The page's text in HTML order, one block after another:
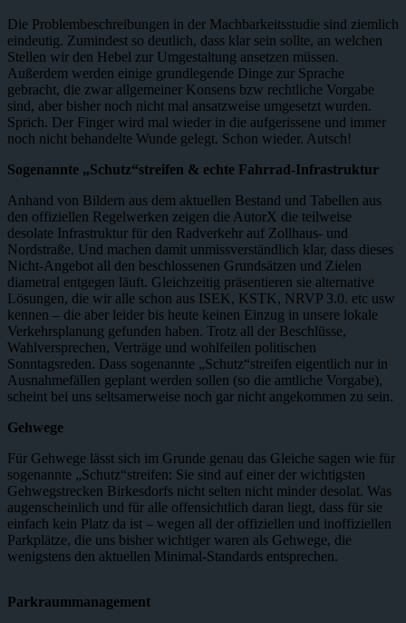
Die Problembeschreibungen in der Machbarkeitsstudie sind ziemlich
eindeutig. Zumindest so deutlich, dass klar sein sollte, an welchen
Stellen wir den Hebel zur Umgestaltung ansetzen müssen.
Außerdem werden einige grundlegende Dinge zur Sprache
gebracht, die zwar allgemeiner Konsens bzw rechtliche Vorgabe
sind, aber bisher noch nicht mal ansatzweise umgesetzt wurden.
Sprich. Der Finger wird mal wieder in die aufgerissene und immer
noch nicht behandelte Wunde gelegt. Schon wieder. Autsch!
Sogenannte „Schutz“streifen & echte Fahrrad-Infrastruktur
Anhand von Bildern aus dem aktuellen Bestand und Tabellen aus
den offiziellen Regelwerken zeigen die AutorX die teilweise
desolate Infrastruktur für den Radverkehr auf Zollhaus- und
Nordstraße. Und machen damit unmissverständlich klar, dass dieses
Nicht-Angebot all den beschlossenen Grundsätzen und Zielen
diametral entgegen läuft. Gleichzeitig präsentieren sie alternative
Lösungen, die wir alle schon aus ISEK, KSTK, NRVP 3.0. etc usw
kennen – die aber leider bis heute keinen Einzug in unsere lokale
Verkehrsplanung gefunden haben. Trotz all der Beschlüsse,
Wahlversprechen, Verträge und wohlfeilen politischen
Sonntagsreden. Dass sogenannte „Schutz“streifen eigentlich nur in
Ausnahmefällen geplant werden sollen (so die amtliche Vorgabe),
scheint bei uns seltsamerweise noch gar nicht angekommen zu sein.
Gehwege
Für Gehwege lässt sich im Grunde genau das Gleiche sagen wie für
sogenannte „Schutz“streifen: Sie sind auf einer der wichtigsten
Gehwegstrecken Birkesdorfs nicht selten nicht minder desolat. Was
augenscheinlich und für alle offensichtlich daran liegt, dass für sie
einfach kein Platz da ist – wegen all der offiziellen und inoffiziellen
Parkplätze, die uns bisher wichtiger waren als Gehwege, die
wenigstens den aktuellen Minimal-Standards entsprechen.
Parkraummanagement